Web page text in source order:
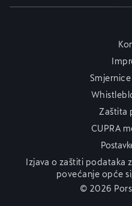
Zaštita
CUPRA
Izjava o zaštiti podataka
povećanje opće
© 2026